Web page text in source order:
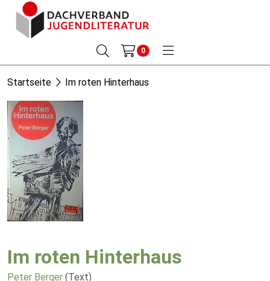
0
Startseite Im roten Hinterhaus
Im roten Hinterhaus
Peter Berger (Text)